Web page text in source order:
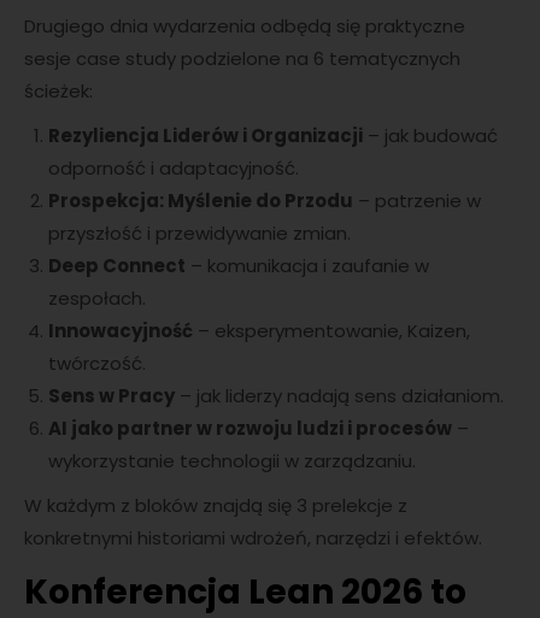
Drugiego dnia wydarzenia odbędą się praktyczne
sesje case study podzielone na 6 tematycznych
ścieżek:
Rezyliencja Liderów i Organizacji – jak budować
odporność i adaptacyjność.
Prospekcja: Myślenie do Przodu – patrzenie w
przyszłość i przewidywanie zmian.
Deep Connect – komunikacja i zaufanie w
zespołach.
Innowacyjność – eksperymentowanie, Kaizen,
twórczość.
Sens w Pracy – jak liderzy nadają sens działaniom.
AI jako partner w rozwoju ludzi i procesów –
wykorzystanie technologii w zarządzaniu.
W każdym z bloków znajdą się 3 prelekcje z
konkretnymi historiami wdrożeń, narzędzi i efektów.
Konferencja Lean 2026 to